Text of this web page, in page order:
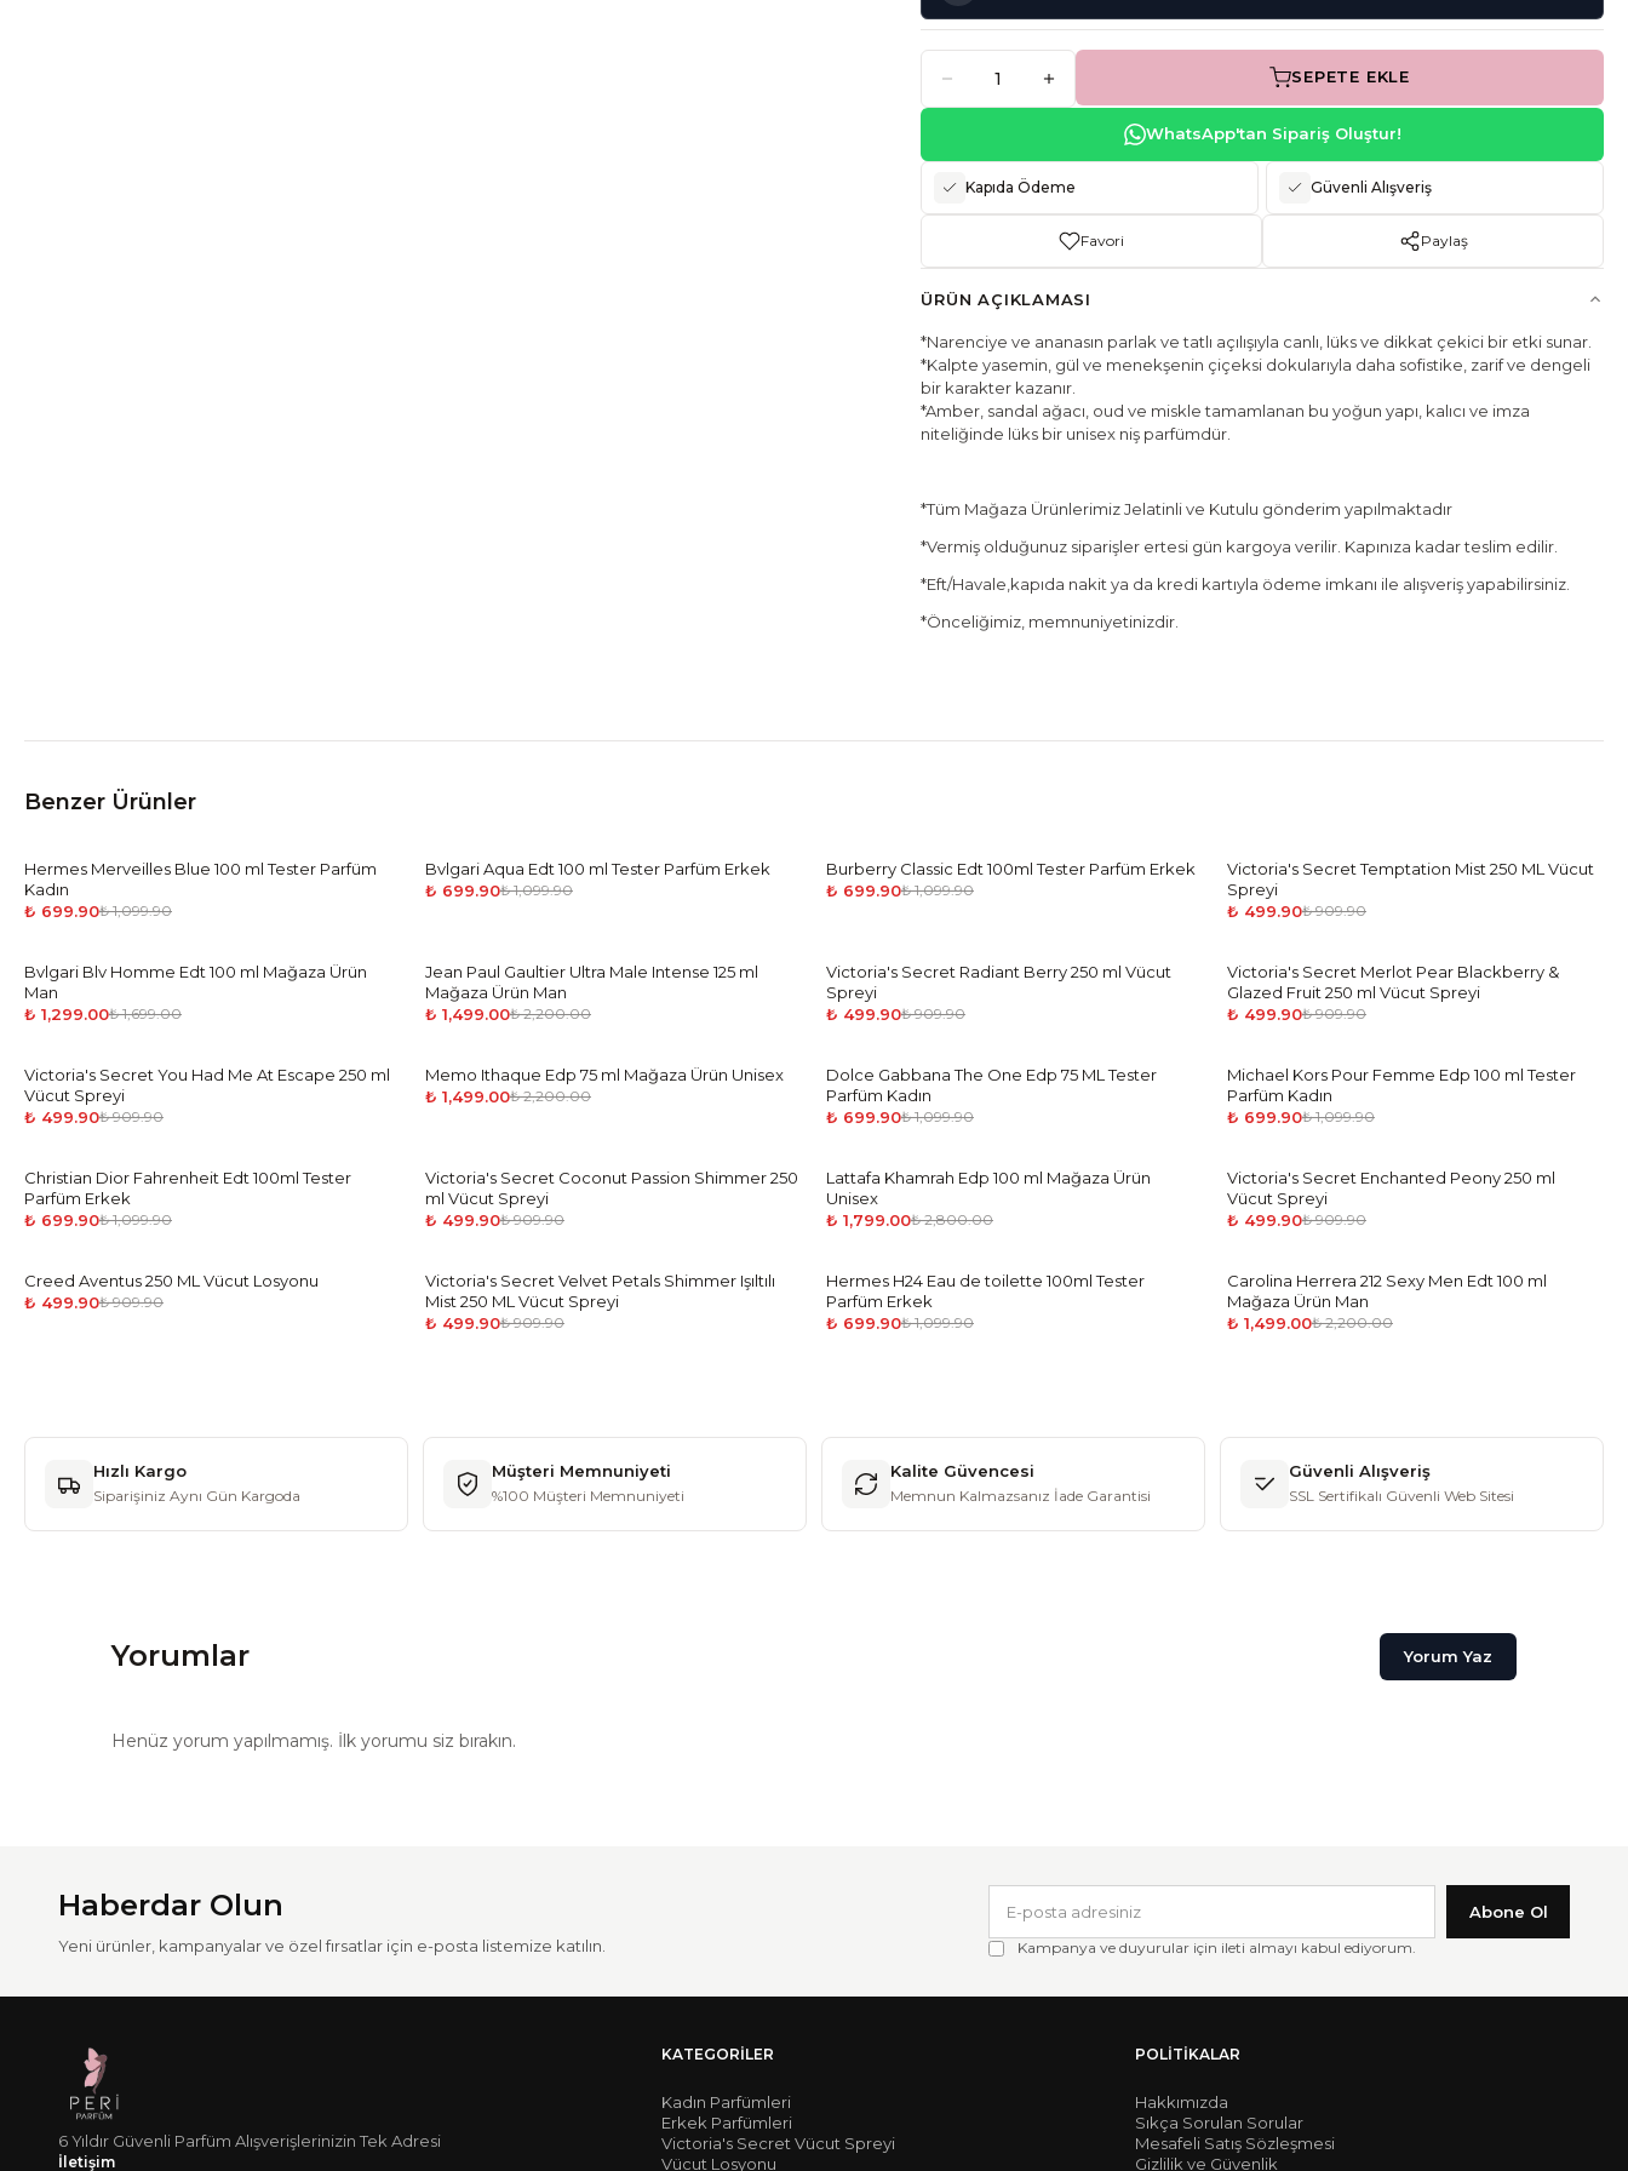
SEPETE EKLE
WhatsApp'tan Sipariş Oluştur!
Kapıda Ödeme Güvenli Alışveriş
Favori Paylaş
ÜRÜN AÇIKLAMASI
*Narenciye ve ananasın parlak ve tatlı açılışıyla canlı, lüks ve dikkat çekici bir etki sunar.
*Kalpte yasemin, gül ve menekşenin çiçeksi dokularıyla daha sofistike, zarif ve dengeli
bir karakter kazanır.
*Amber, sandal ağacı, oud ve miskle tamamlanan bu yoğun yapı, kalıcı ve imza
niteliğinde lüks bir unisex niş parfümdür.
*Tüm Mağaza Ürünlerimiz Jelatinli ve Kutulu gönderim yapılmaktadır
*Vermiş olduğunuz siparişler ertesi gün kargoya verilir. Kapınıza kadar teslim edilir.
*Eft/Havale,kapıda nakit ya da kredi kartıyla ödeme imkanı ile alışveriş yapabilirsiniz.
*Önceliğimiz, memnuniyetinizdir.
Benzer Ürünler
-36%
Hermes Merveilles Blue 100 ml Tester Parfüm
Kadın
₺ 699.90₺ 1,099.90
-36%
Bvlgari Aqua Edt 100 ml Tester Parfüm Erkek
₺ 699.90₺ 1,099.90
-36%
Burberry Classic Edt 100ml Tester Parfüm Erkek
₺ 699.90₺ 1,099.90
-45%
Victoria's Secret Temptation Mist 250 ML Vücut
Spreyi
₺ 499.90₺ 909.90
-24%
Bvlgari Blv Homme Edt 100 ml Mağaza Ürün
Man
₺ 1,299.00₺ 1,699.00
-32%
Jean Paul Gaultier Ultra Male Intense 125 ml
Mağaza Ürün Man
₺ 1,499.00₺ 2,200.00
-45%
Victoria's Secret Radiant Berry 250 ml Vücut
Spreyi
₺ 499.90₺ 909.90
-45%
Victoria's Secret Merlot Pear Blackberry &
Glazed Fruit 250 ml Vücut Spreyi
₺ 499.90₺ 909.90
-45%
Victoria's Secret You Had Me At Escape 250 ml
Vücut Spreyi
₺ 499.90₺ 909.90
-32%
Memo Ithaque Edp 75 ml Mağaza Ürün Unisex
₺ 1,499.00₺ 2,200.00
-36%
Dolce Gabbana The One Edp 75 ML Tester
Parfüm Kadın
₺ 699.90₺ 1,099.90
-36%
Michael Kors Pour Femme Edp 100 ml Tester
Parfüm Kadın
₺ 699.90₺ 1,099.90
-36%
Christian Dior Fahrenheit Edt 100ml Tester
Parfüm Erkek
₺ 699.90₺ 1,099.90
-45%
Victoria's Secret Coconut Passion Shimmer 250
ml Vücut Spreyi
₺ 499.90₺ 909.90
-36%
Lattafa Khamrah Edp 100 ml Mağaza Ürün
Unisex
₺ 1,799.00₺ 2,800.00
-45%
Victoria's Secret Enchanted Peony 250 ml
Vücut Spreyi
₺ 499.90₺ 909.90
-45%
Creed Aventus 250 ML Vücut Losyonu
₺ 499.90₺ 909.90
-45%
Victoria's Secret Velvet Petals Shimmer Işıltılı
Mist 250 ML Vücut Spreyi
₺ 499.90₺ 909.90
-36%
Hermes H24 Eau de toilette 100ml Tester
Parfüm Erkek
₺ 699.90₺ 1,099.90
-32%
Carolina Herrera 212 Sexy Men Edt 100 ml
Mağaza Ürün Man
₺ 1,499.00₺ 2,200.00
Hızlı Kargo
Siparişiniz Aynı Gün Kargoda
Müşteri Memnuniyeti
%100 Müşteri Memnuniyeti
Kalite Güvencesi
Memnun Kalmazsanız İade Garantisi
Güvenli Alışveriş
SSL Sertifikalı Güvenli Web Sitesi
Yorumlar Yorum Yaz
Henüz yorum yapılmamış. İlk yorumu siz bırakın.
Haberdar Olun
Yeni ürünler, kampanyalar ve özel fırsatlar için e-posta listemize katılın.
Abone Ol
Kampanya ve duyurular için ileti almayı kabul ediyorum.
6 Yıldır Güvenli Parfüm Alışverişlerinizin Tek Adresi
İletişim
KATEGORILER
Kadın Parfümleri
Erkek Parfümleri
Victoria's Secret Vücut Spreyi
Vücut Losyonu
POLITIKALAR
Hakkımızda
Sıkça Sorulan Sorular
Mesafeli Satış Sözleşmesi
Gizlilik ve Güvenlik